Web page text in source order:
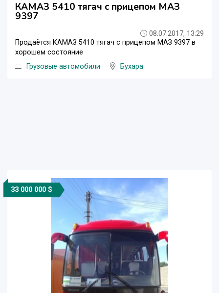
КАМАЗ 5410 тягач с прицепом МАЗ
9397
08.07.2017, 13:29
Продаётся КАМАЗ 5410 тягач с прицепом МАЗ 9397 в
хорошем состояние
Грузовые автомобили
Бухара
33 000 000 $